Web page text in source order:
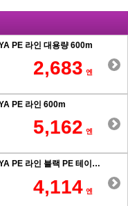
PE 라인 대용량 600m
2,683 엔
PE 라인 600m
5,162 엔
【20주년 기념 특별가】SESSYA PE 라인 블랙 PE 테이퍼 힘사 원투 0.6호 이상
4,114 엔